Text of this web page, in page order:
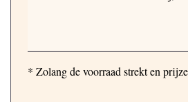
* Zolang de voorraad strekt en